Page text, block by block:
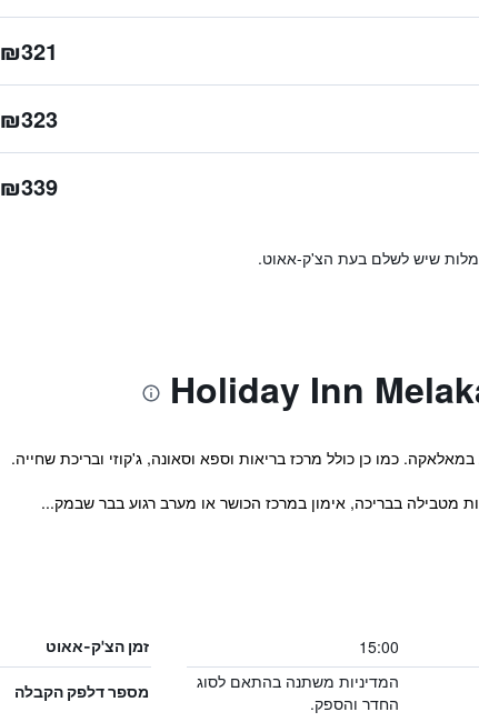
₪321
₪323
₪339
שיש לשלם בעת הצ'ק-אאוט.
כמו כן כולל מרכז בריאות וספא וסאונה, ג'קוזי ובריכת שחייה.
15:00 זמן הצ'ק-אאוט
המדיניות משתנה בהתאם לסוג
החדר והספק.
מספר דלפק הקבלה